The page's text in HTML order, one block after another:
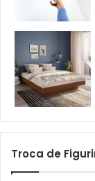
Troca de